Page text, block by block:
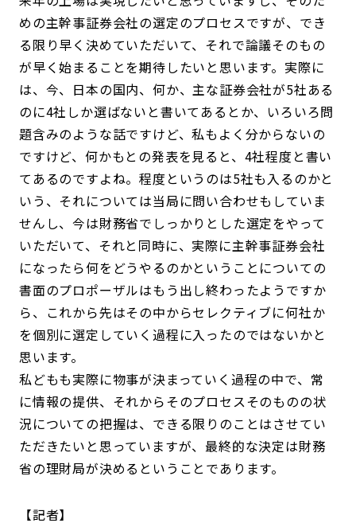
めの主幹事証券会社の選定のプロセスですが、でき
る限り早く決めていただいて、それで論議そのもの
が早く始まることを期待したいと思います。実際に
は、今、日本の国内、何か、主な証券会社が5社ある
のに4社しか選ばないと書いてあるとか、いろいろ問
題含みのような話ですけど、私もよく分からないの
ですけど、何かもとの発表を見ると、4社程度と書い
てあるのですよね。程度というのは5社も入るのかと
いう、それについては当局に問い合わせもしていま
せんし、今は財務省でしっかりとした選定をやって
いただいて、それと同時に、実際に主幹事証券会社
になったら何をどうやるのかということについての
書面のプロポーザルはもう出し終わったようですか
ら、これから先はその中からセレクティブに何社か
を個別に選定していく過程に入ったのではないかと
思います。
私どもも実際に物事が決まっていく過程の中で、常
に情報の提供、それからそのプロセスそのものの状
況についての把握は、できる限りのことはさせてい
ただきたいと思っていますが、最終的な決定は財務
省の理財局が決めるということであります。
記者